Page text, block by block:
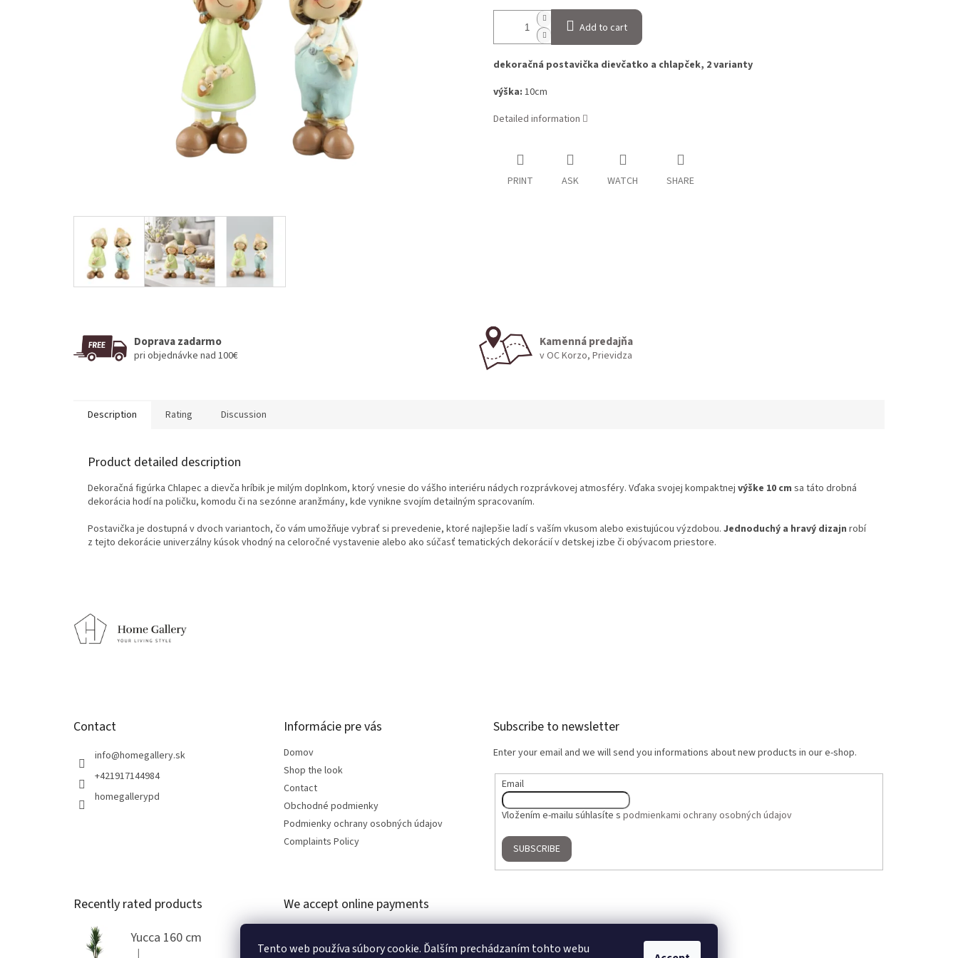
Tento web používa súbory cookie. Ďalším prechádzaním tohto webu
Add to cart
dekoračná postavička dievčatko a chlapček, 2 varianty
výška: 10cm
Detailed information
PRINT ASK WATCH SHARE
Doprava zadarmo
pri objednávke nad 100€
Kamenná predajňa
v OC Korzo, Prievidza
Description Rating Discussion
Product detailed description
Dekoračná figúrka Chlapec a dievča hríbik je milým doplnkom, ktorý vnesie do vášho interiéru nádych rozprávkovej atmosféry. Vďaka svojej kompaktnej výške 10 cm sa táto drobná
dekorácia hodí na poličku, komodu či na sezónne aranžmány, kde vynikne svojím detailným spracovaním.
Postavička je dostupná v dvoch variantoch, čo vám umožňuje vybrať si prevedenie, ktoré najlepšie ladí s vaším vkusom alebo existujúcou výzdobou. Jednoduchý a hravý dizajn robí
z tejto dekorácie univerzálny kúsok vhodný na celoročné vystavenie alebo ako súčasť tematických dekorácií v detskej izbe či obývacom priestore.
Contact
info@homegallery.sk
+421917144984
homegallerypd
Informácie pre vás
Domov
Shop the look
Contact
Obchodné podmienky
Podmienky ochrany osobných údajov
Complaints Policy
Subscribe to newsletter
Enter your email and we will send you informations about new products in our e-shop.
Email
Vložením e-mailu súhlasíte s podmienkami ochrany osobných údajov
SUBSCRIBE
Recently rated products
Yucca 160 cm
|
We accept online payments